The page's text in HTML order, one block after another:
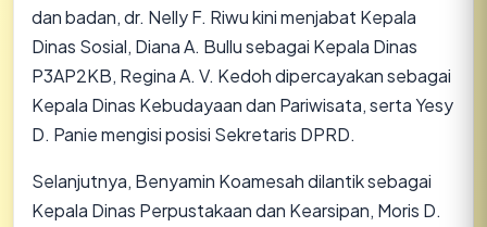
dan badan, dr. Nelly F. Riwu kini menjabat Kepala
Dinas Sosial, Diana A. Bullu sebagai Kepala Dinas
P3AP2KB, Regina A. V. Kedoh dipercayakan sebagai
Kepala Dinas Kebudayaan dan Pariwisata, serta Yesy
D. Panie mengisi posisi Sekretaris DPRD.
​Selanjutnya, Benyamin Koamesah dilantik sebagai
Kepala Dinas Perpustakaan dan Kearsipan, Moris D.